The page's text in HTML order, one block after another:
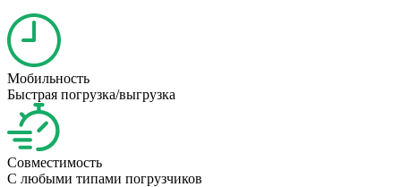
Мобильность
Быстрая погрузка/выгрузка
Совместимость
С любыми типами погрузчиков